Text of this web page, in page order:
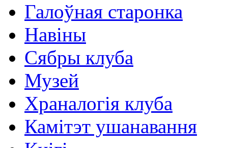
Галоўная старонка
Навіны
Сябры клуба
Музей
Храналогія клуба
Камітэт ушанавання